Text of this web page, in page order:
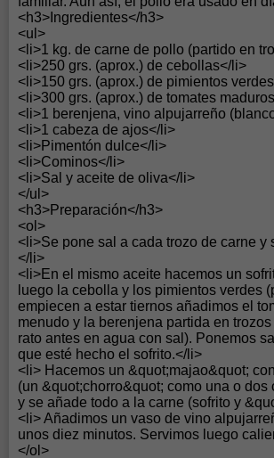
<h3>Ingredientes</h3>
<ul>
<li>1 kg. de carne de pollo (partido en
<li>250 grs. (aprox.) de cebollas</li>
<li>150 grs. (aprox.) de pimientos
<li>300 grs. (aprox.) de tomates
<li>1 berenjena, vino alpujarreño
<li>1 cabeza de ajos</li>
<li>Pimentón dulce</li>
<li>Cominos</li>
<li>Sal y aceite de oliva</li>
</ul>
<h3>Preparación</h3>
<ol>
<li>Se pone sal a cada trozo de carne
</li>
<li>En el mismo aceite hacemos un
luego la cebolla y los pimientos verdes
empiecen a estar tiernos añadimos el
menudo y la berenjena partida en
rato antes en agua con sal). Ponemos
que esté hecho el sofrito.</li>
<li> Hacemos un &quot;majao&quot;
(un &quot;chorro&quot; como una o
y se añade todo a la carne (sofrito y
<li> Añadimos un vaso de vino
unos diez minutos. Servimos luego
</ol>